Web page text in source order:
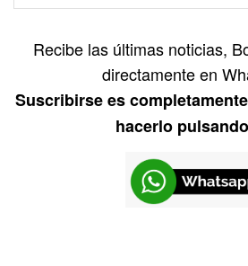
Recibe las últimas noticias,
directamente en
Suscribirse es
hacerlo